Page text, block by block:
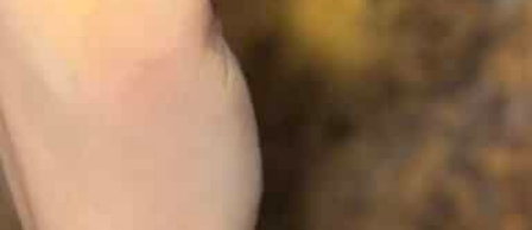
Description & informations
Alliance 3 ors 18 carats demi-jonc trois
élégant et son association harmonieuse de trois